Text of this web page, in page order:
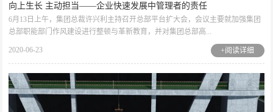
向上生长 主动担当——企业快速发展中管理者的责任
6月13日上午，集团总裁许兴利主持召开总部平台扩大会，会议主要就加强集团
总部职能部门作风建设进行整顿与革新教育，并对集团总部高...
2020-06-23 +阅读详细